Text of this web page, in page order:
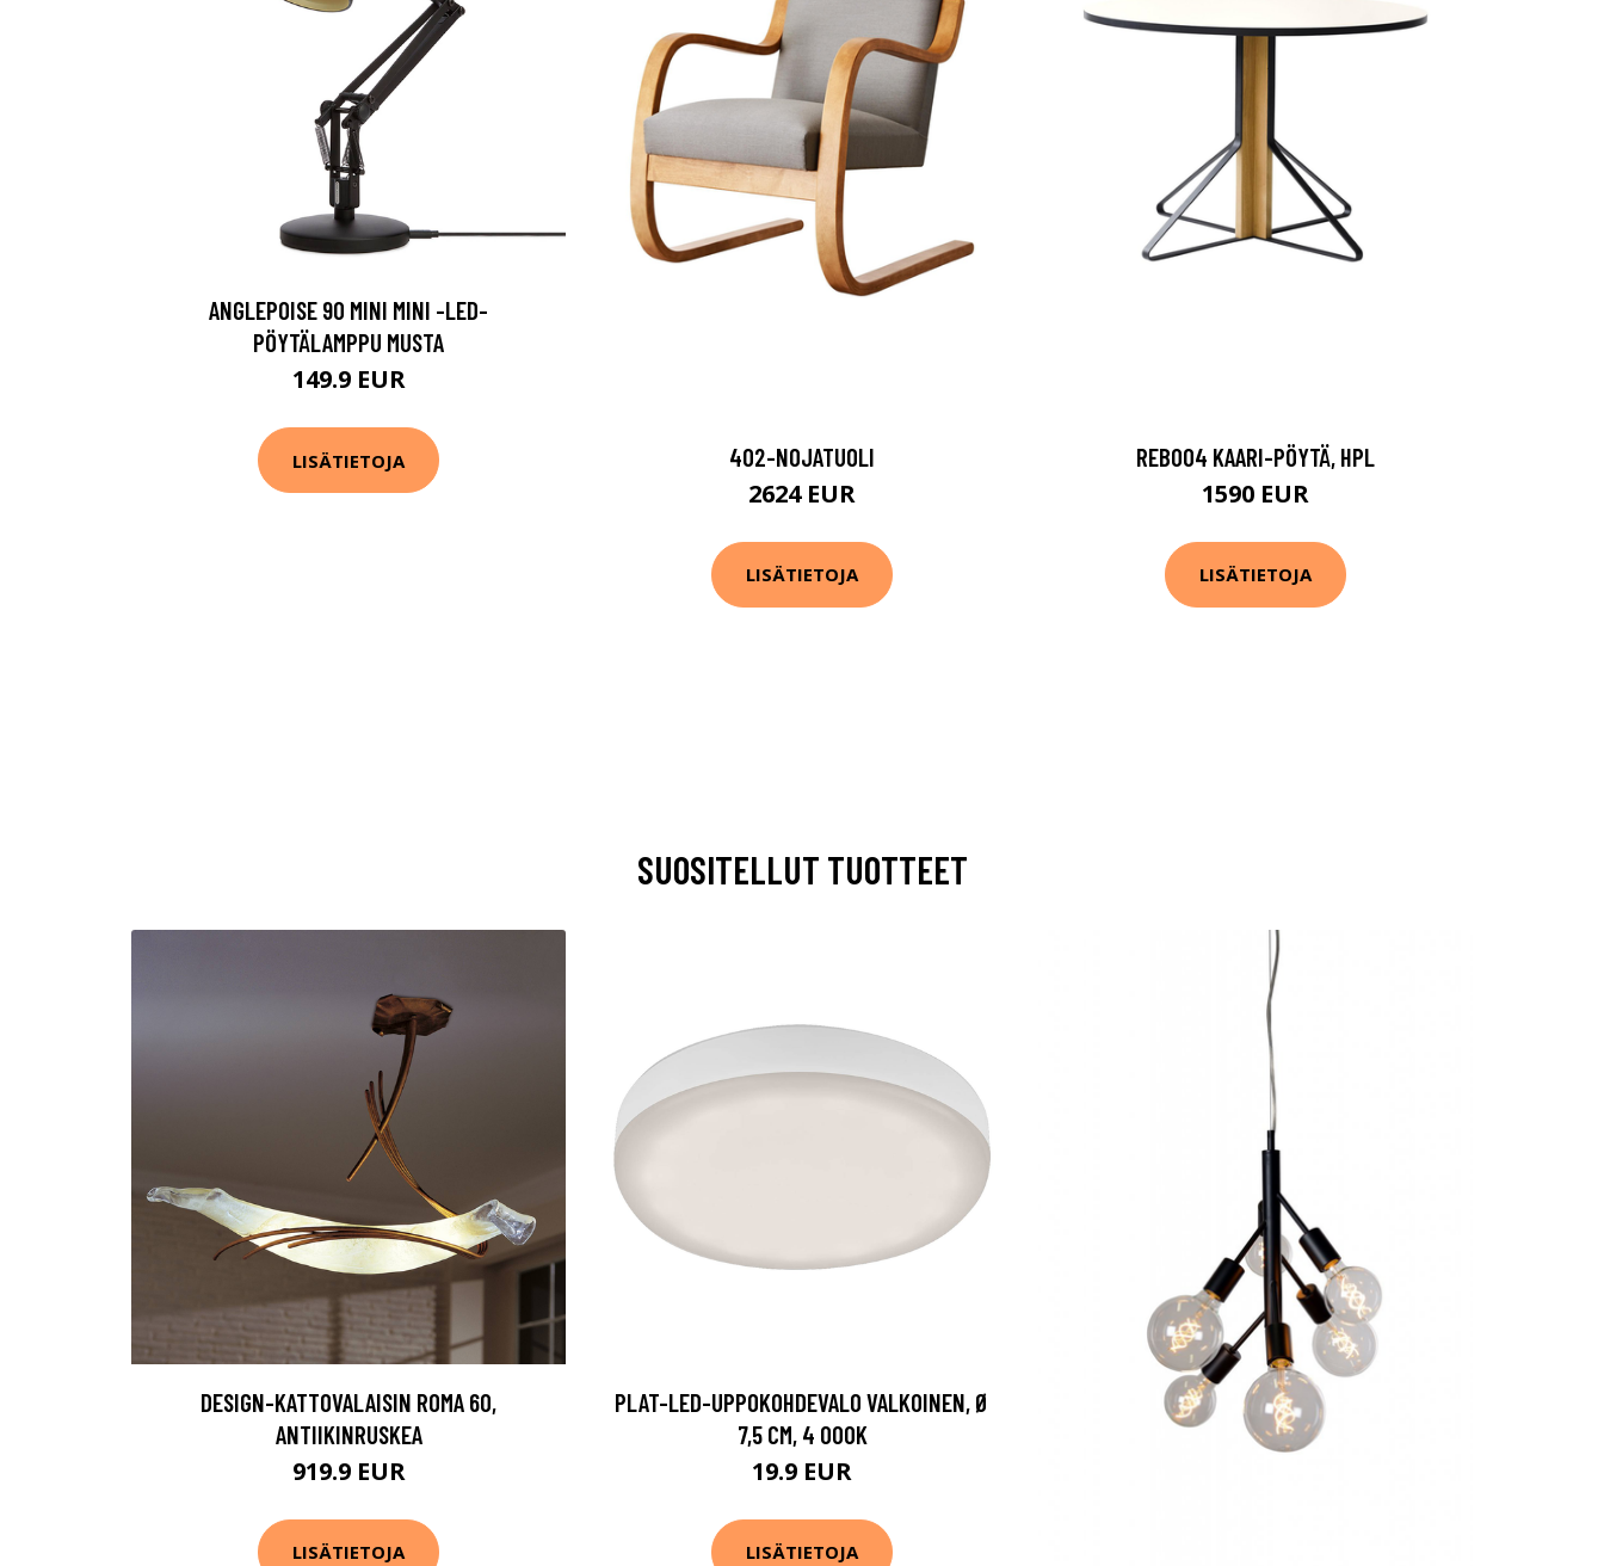
ANGLEPOISE 90 MINI MINI -LED-
PÖYTÄLAMPPU MUSTA
149.9 EUR
LISÄTIETOJA 402-NOJATUOLI
2624 EUR
LISÄTIETOJA
REB004 KAARI-PÖYTÄ, HPL
1590 EUR
LISÄTIETOJA
SUOSITELLUT TUOTTEET
DESIGN-KATTOVALAISIN ROMA 60,
ANTIIKINRUSKEA
919.9 EUR
LISÄTIETOJA
PLAT-LED-UPPOKOHDEVALO VALKOINEN, Ø
7,5 CM, 4 000K
19.9 EUR
LISÄTIETOJA